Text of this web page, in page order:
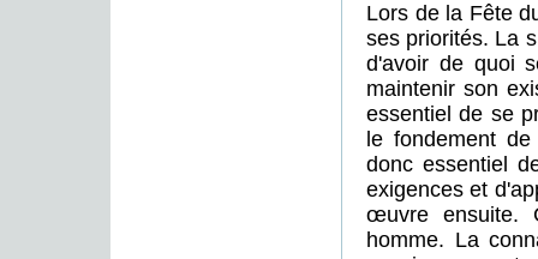
Lors de la Fête
ses priorités. La
d'avoir de quoi
maintenir son
essentiel de se
le fondement
donc essentiel
exigences et
œuvre ensuite.
homme. La